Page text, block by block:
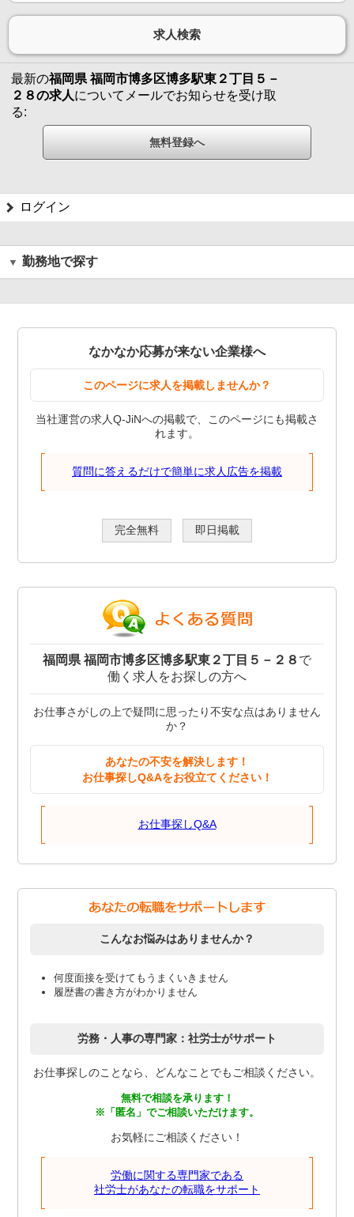
最新の福岡県 福岡市博多区博多駅東２丁目５－
２８の求人についてメールでお知らせを受け取
る:
ログイン
勤務地で探す
なかなか応募が来ない企業様へ
このページに求人を掲載しませんか？
当社運営の求人Q-JiNへの掲載で、このページにも掲載さ
れます。
質問に答えるだけで簡単に求人広告を掲載
完全無料 即日掲載
福岡県 福岡市博多区博多駅東２丁目５－２８ で
働く求人をお探しの方へ
お仕事さがしの上で疑問に思ったり不安な点はありません
か？
あなたの不安を解決します！
お仕事探しQ&Aをお役立てください！
お仕事探しQ&A
こんなお悩みはありませんか？
何度面接を受けてもうまくいきません
履歴書の書き方がわかりません
労務・人事の専門家：社労士がサポート
お仕事探しのことなら、どんなことでもご相談ください。
無料で相談を承ります！
※「匿名」でご相談いただけます。
お気軽にご相談ください！
労働に関する専門家である
社労士があなたの転職をサポート